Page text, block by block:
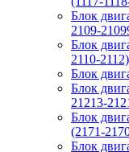
Блок
2109-
Блок
2110-2112)
Блок
Блок
21213-
Блок
(2171-
Блок